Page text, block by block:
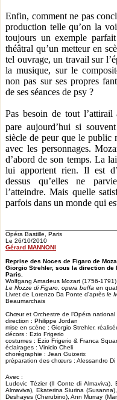
Enfin, comment ne pas
production telle qu’on la
toujours un exemple
théâtral qu’un metteur en
tel ouvrage, un travail sur
la musique, sur le
non pas sur ses propres
de ses séances de psy ?
Pas besoin de tout l’attirail
pare aujourd’hui si
siècle de peur que le public
avec les personnages.
d’abord de son temps. La
lui apportent rien. Il est
dessus qu’elles ne
l’atteindre. Mais quelle
parfois dans un monde qui
Opéra Bastille, Paris
Le 26/10/2010
Gérard MANNONI
Reprise des Noces de Figaro de
Giorgio Strehler, sous la direction de
Paris.
Wolfgang Amadeus Mozart (1756-1791)
Le Nozze di Figaro opera buffa en
Livret de Lorenzo Da Ponte d’après le
Beaumarchais
Chœur et Orchestre de l’Opéra national
direction : Philippe Jordan
mise en scène : Giorgio Strehler,
décors : Ezio Frigerio
costumes : Ezio Frigerio & Franca
éclairages : Vinicio Cheli
chorégraphie : Jean Guizerix
préparation des chœurs : Alessandro Di
Avec :
Ludovic Tézier (Il Conte di Almaviva),
Almaviva), Ekaterina Siurina
Deshayes (Cherubino), Ann Murray